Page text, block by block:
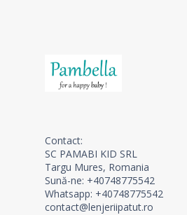
Contact:
SC PAMABI KID SRL
Targu Mures, Romania
Sună-ne: +40748775542
Whatsapp: +40748775542
contact@lenjeriipatut.ro